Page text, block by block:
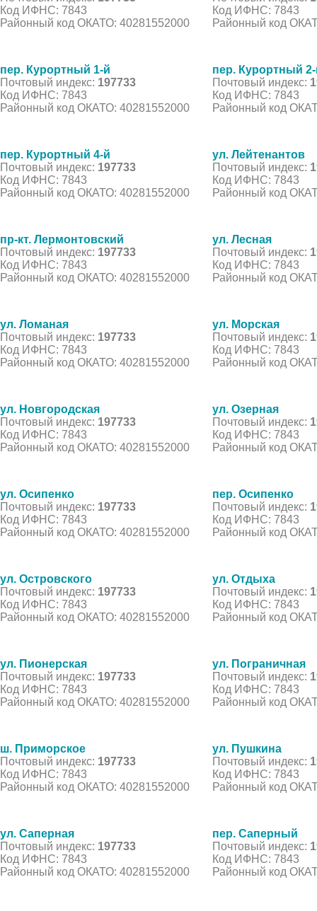
Код ИФНС: 7843
Районный код ОКАТО: 40281552000
Код ИФНС: 7843
Районный код
пер. Курортный 1-й
Почтовый индекс: 197733
Код ИФНС: 7843
Районный код ОКАТО: 40281552000
пер. Курортный
Почтовый индекс:
Код ИФНС: 7843
Районный код
пер. Курортный 4-й
Почтовый индекс: 197733
Код ИФНС: 7843
Районный код ОКАТО: 40281552000
ул. Лейтенантов
Почтовый индекс:
Код ИФНС: 7843
Районный код
пр-кт. Лермонтовский
Почтовый индекс: 197733
Код ИФНС: 7843
Районный код ОКАТО: 40281552000
ул. Лесная
Почтовый индекс:
Код ИФНС: 7843
Районный код
ул. Ломаная
Почтовый индекс: 197733
Код ИФНС: 7843
Районный код ОКАТО: 40281552000
ул. Морская
Почтовый индекс:
Код ИФНС: 7843
Районный код
ул. Новгородская
Почтовый индекс: 197733
Код ИФНС: 7843
Районный код ОКАТО: 40281552000
ул. Озерная
Почтовый индекс:
Код ИФНС: 7843
Районный код
ул. Осипенко
Почтовый индекс: 197733
Код ИФНС: 7843
Районный код ОКАТО: 40281552000
пер. Осипенко
Почтовый индекс:
Код ИФНС: 7843
Районный код
ул. Островского
Почтовый индекс: 197733
Код ИФНС: 7843
Районный код ОКАТО: 40281552000
ул. Отдыха
Почтовый индекс:
Код ИФНС: 7843
Районный код
ул. Пионерская
Почтовый индекс: 197733
Код ИФНС: 7843
Районный код ОКАТО: 40281552000
ул. Пограничная
Почтовый индекс:
Код ИФНС: 7843
Районный код
ш. Приморское
Почтовый индекс: 197733
Код ИФНС: 7843
Районный код ОКАТО: 40281552000
ул. Пушкина
Почтовый индекс:
Код ИФНС: 7843
Районный код
ул. Саперная
Почтовый индекс: 197733
Код ИФНС: 7843
Районный код ОКАТО: 40281552000
пер. Саперный
Почтовый индекс:
Код ИФНС: 7843
Районный код